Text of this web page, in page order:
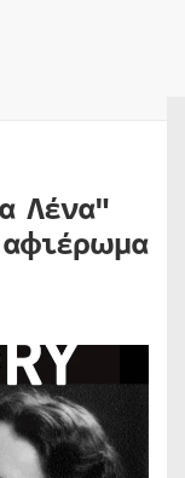
Λένα"